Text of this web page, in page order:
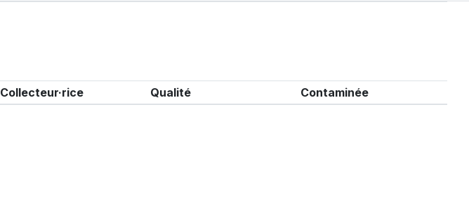
Collecteur·rice Qualité
Contaminée